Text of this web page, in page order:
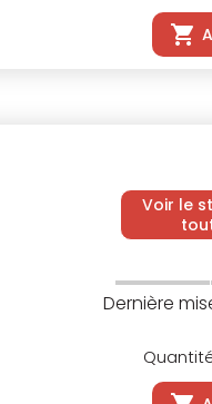
Voir le
Dernière